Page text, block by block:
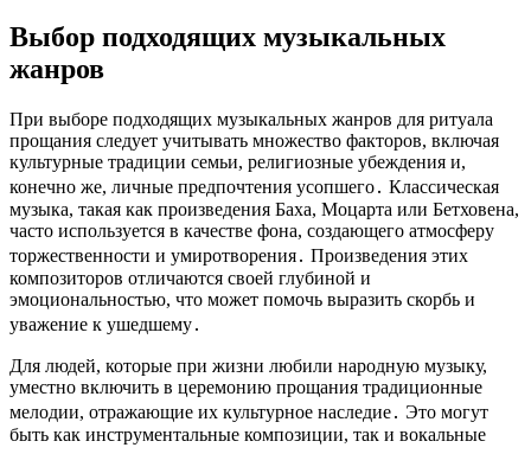
Выбор подходящих музыкальных
жанров
При выборе подходящих музыкальных жанров для ритуала
прощания следует учитывать множество факторов, включая
культурные традиции семьи, религиозные убеждения и,
конечно же, личные предпочтения усопшего․ Классическая
музыка, такая как произведения Баха, Моцарта или Бетховена,
часто используется в качестве фона, создающего атмосферу
торжественности и умиротворения․ Произведения этих
композиторов отличаются своей глубиной и
эмоциональностью, что может помочь выразить скорбь и
уважение к ушедшему․
Для людей, которые при жизни любили народную музыку,
уместно включить в церемонию прощания традиционные
мелодии, отражающие их культурное наследие․ Это могут
быть как инструментальные композиции, так и вокальные